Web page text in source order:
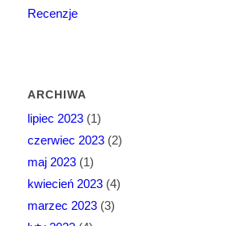
Recenzje
ARCHIWA
lipiec 2023(1)
czerwiec 2023(2)
maj 2023(1)
kwiecień 2023(4)
marzec 2023(3)